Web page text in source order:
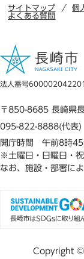
サイトマップ 個
よくある質問
法人番号
〒850-8685 長崎県
095-822-8888(代表)
開庁時間 午前8時
※土曜日・日曜日・
なお、施設・部署に
Copyright ©